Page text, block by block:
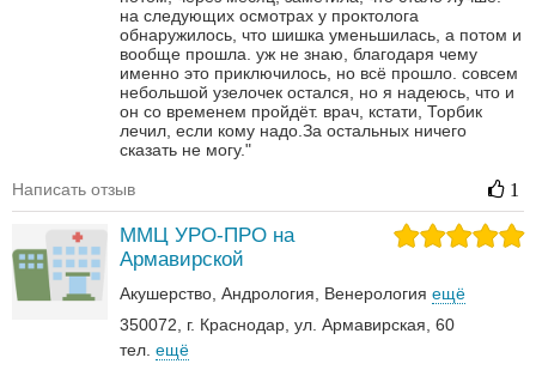
на следующих осмотрах у проктолога
обнаружилось, что шишка уменьшилась, а потом и
вообще прошла. уж не знаю, благодаря чему
именно это приключилось, но всё прошло. совсем
небольшой узелочек остался, но я надеюсь, что и
он со временем пройдёт. врач, кстати, Торбик
лечил, если кому надо.За остальных ничего
сказать не могу."
Написать отзыв 1
ММЦ УРО-ПРО на
Армавирской
Акушерство Андрология‎ Венерология‎ ещё
350072, г. Краснодар, ул. Армавирская, 60
тел. ещё